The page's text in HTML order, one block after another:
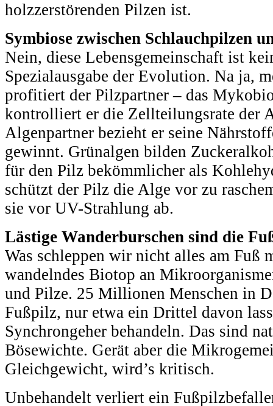
holzzerstörenden Pilzen ist.
Symbiose zwischen Schlauchpilzen
Nein, diese Lebensgemeinschaft ist
Spezialausgabe der Evolution. Na ja,
profitiert der Pilzpartner – das
kontrolliert er die Zellteilungsrate der
Algenpartner bezieht er seine
gewinnt. Grünalgen bilden
für den Pilz bekömmlicher als
schützt der Pilz die Alge vor zu
sie vor UV-Strahlung ab.
Lästige Wanderburschen sind die
Was schleppen wir nicht alles am Fuß
wandelndes Biotop an
und Pilze. 25 Millionen Menschen in
Fußpilz, nur etwa ein Drittel davon
Synchrongeher behandeln. Das sind
Bösewichte. Gerät aber die
Gleichgewicht, wird’s kritisch.
Unbehandelt verliert ein